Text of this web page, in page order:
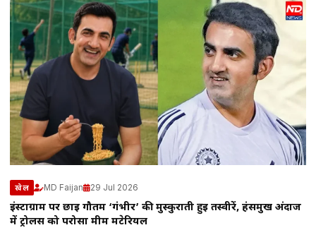
खेल MD Faijan 29 Jul 2026
इंस्टाग्राम पर छाई गौतम ‘गंभीर’ की मुस्कुराती हुई तस्वीरें, हंसमुख अंदाज
में ट्रोलर्स को परोसा मीम मटेरियल